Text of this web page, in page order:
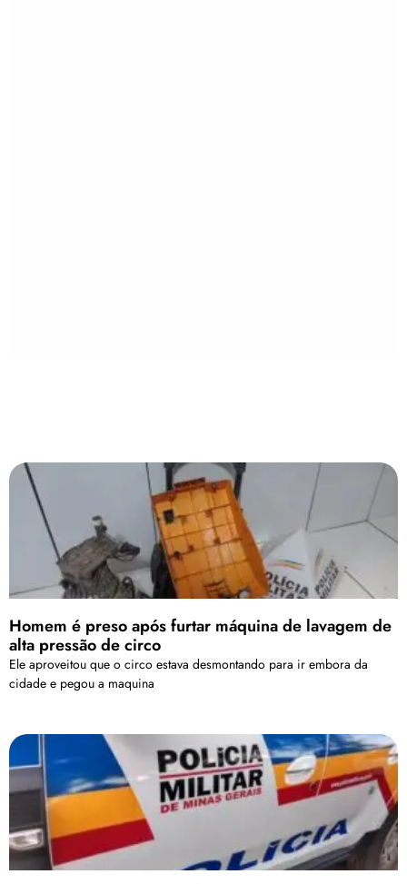
Homem é preso após furtar máquina de lavagem de
alta pressão de circo
Ele aproveitou que o circo estava desmontando para ir embora da
cidade e pegou a maquina